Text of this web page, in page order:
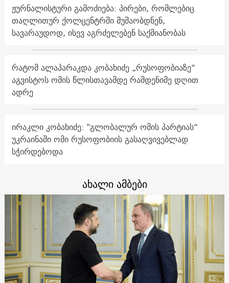
ჟურნალისტური გამოძიება: პირები, რომლებიც
თაღლითურ ქოლცენტრში მუშაობდნენ,
სავარაუდოდ, ისევ აგრძელებენ საქმიანობას
რატომ ალაპარაკდა კობახიძე „რუსოფობიაზე“
აგვისტოს ომის წლისთავამდე რამდენიმე დღით
ადრე
ირაკლი კობახიძე: "გლობალურ ომის პარტიას“
უკრაინაში ომი რუსოფობიის გასაღვივებლად
სჭირდებოდა
ახალი ამბები